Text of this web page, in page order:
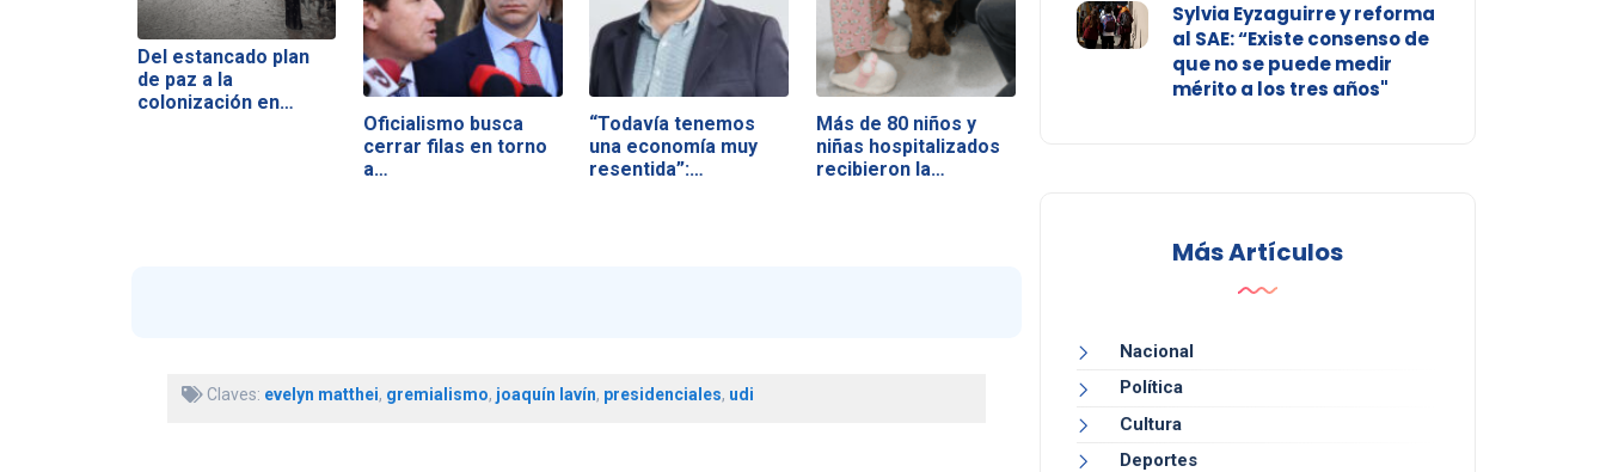
Del estancado plan
de paz a la
colonización en…
Oficialismo busca
cerrar filas en torno
a…
“Todavía tenemos
una economía muy
resentida”:…
Más de 80 niños y
niñas hospitalizados
recibieron la…
Claves: evelyn matthei, gremialismo, joaquín lavín, presidenciales, udi
Sylvia Eyzaguirre y reforma
al SAE: “Existe consenso de
que no se puede medir
mérito a los tres años"
Más Artículos
Nacional
Política
Cultura
Deportes